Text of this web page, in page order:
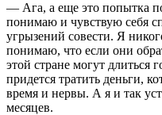
— Ага, а еще это попытка
понимаю и чувствую себя
угрызений совести. Я
понимаю, что если они
этой стране могут длиться
придется тратить деньги,
время и нервы. А я и так
месяцев.